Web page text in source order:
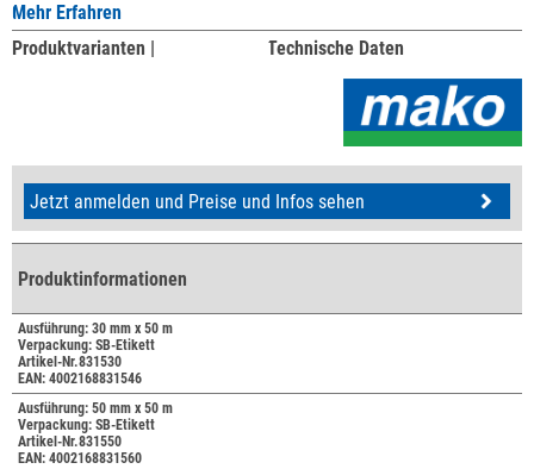
Mehr Erfahren
Produktvarianten |
Technische Daten
Jetzt anmelden und Preise und Infos sehen
Produktinformationen
Ausführung: 30 mm x 50 m
Verpackung: SB-Etikett
Artikel-Nr.831530
EAN: 4002168831546
Ausführung: 50 mm x 50 m
Verpackung: SB-Etikett
Artikel-Nr.831550
EAN: 4002168831560